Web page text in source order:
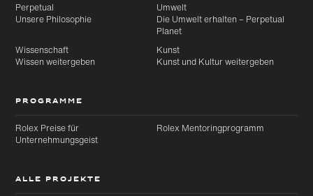
Perpetual
Unsere Philosophie
Umwelt
Die Umwelt erhalten – Perpetual
Planet
Wissenschaft
Wissen weitergeben
Kunst
Kunst und Kultur weitergeben
PROGRAMME
Rolex Preise für
Unternehmungsgeist
Rolex Mentoringprogramm
ALLE PROJEKTE